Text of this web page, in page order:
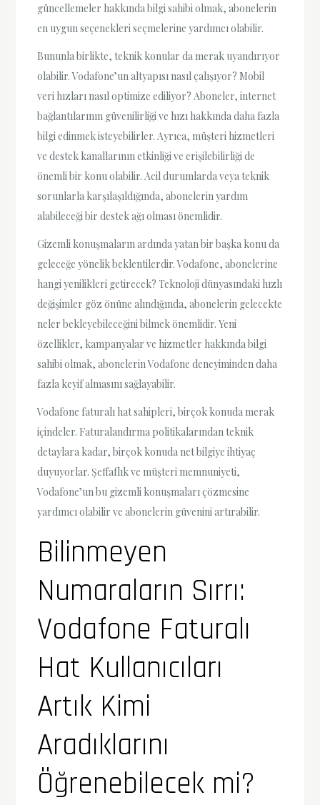
güncellemeler hakkında bilgi sahibi olmak, abonelerin
en uygun seçenekleri seçmelerine yardımcı olabilir.
Bununla birlikte, teknik konular da merak uyandırıyor
olabilir. Vodafone’un altyapısı nasıl çalışıyor? Mobil
veri hızları nasıl optimize ediliyor? Aboneler, internet
bağlantılarının güvenilirliği ve hızı hakkında daha fazla
bilgi edinmek isteyebilirler. Ayrıca, müşteri hizmetleri
ve destek kanallarının etkinliği ve erişilebilirliği de
önemli bir konu olabilir. Acil durumlarda veya teknik
sorunlarla karşılaşıldığında, abonelerin yardım
alabileceği bir destek ağı olması önemlidir.
Gizemli konuşmaların ardında yatan bir başka konu da
geleceğe yönelik beklentilerdir. Vodafone, abonelerine
hangi yenilikleri getirecek? Teknoloji dünyasındaki hızlı
değişimler göz önüne alındığında, abonelerin gelecekte
neler bekleyebileceğini bilmek önemlidir. Yeni
özellikler, kampanyalar ve hizmetler hakkında bilgi
sahibi olmak, abonelerin Vodafone deneyiminden daha
fazla keyif almasını sağlayabilir.
Vodafone faturalı hat sahipleri, birçok konuda merak
içindeler. Faturalandırma politikalarından teknik
detaylara kadar, birçok konuda net bilgiye ihtiyaç
duyuyorlar. Şeffaflık ve müşteri memnuniyeti,
Vodafone’un bu gizemli konuşmaları çözmesine
yardımcı olabilir ve abonelerin güvenini artırabilir.
Bilinmeyen
Numaraların Sırrı:
Vodafone Faturalı
Hat Kullanıcıları
Artık Kimi
Aradıklarını
Öğrenebilecek mi?